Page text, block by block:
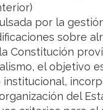
por la
sobre
Constitución
el objetivo
del